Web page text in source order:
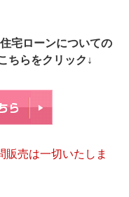
宅ローンについての
ちらをクリック↓
売は一切いたしま